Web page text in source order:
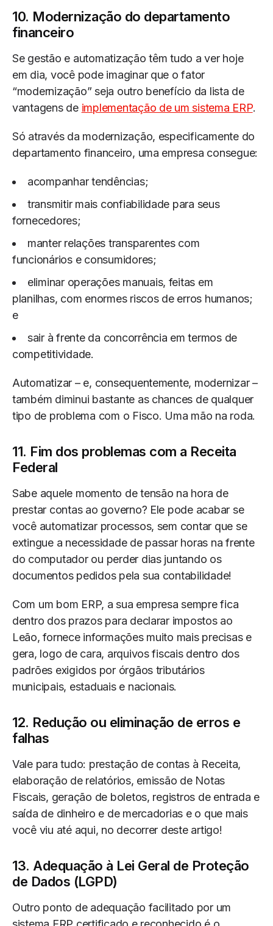
10. Modernização do departamento
financeiro
Se gestão e automatização têm tudo a ver hoje
em dia, você pode imaginar que o fator
“modernização” seja outro benefício da lista de
vantagens de implementação de um sistema ERP.
Só através da modernização, especificamente do
departamento financeiro, uma empresa consegue:
acompanhar tendências;
transmitir mais confiabilidade para seus
fornecedores;
manter relações transparentes com
funcionários e consumidores;
eliminar operações manuais, feitas em
planilhas, com enormes riscos de erros humanos;
e
sair à frente da concorrência em termos de
competitividade.
Automatizar – e, consequentemente, modernizar –
também diminui bastante as chances de qualquer
tipo de problema com o Fisco. Uma mão na roda.
11. Fim dos problemas com a Receita
Federal
Sabe aquele momento de tensão na hora de
prestar contas ao governo? Ele pode acabar se
você automatizar processos, sem contar que se
extingue a necessidade de passar horas na frente
do computador ou perder dias juntando os
documentos pedidos pela sua contabilidade!
Com um bom ERP, a sua empresa sempre fica
dentro dos prazos para declarar impostos ao
Leão, fornece informações muito mais precisas e
gera, logo de cara, arquivos fiscais dentro dos
padrões exigidos por órgãos tributários
municipais, estaduais e nacionais.
12. Redução ou eliminação de erros e
falhas
Vale para tudo: prestação de contas à Receita,
elaboração de relatórios, emissão de Notas
Fiscais, geração de boletos, registros de entrada e
saída de dinheiro e de mercadorias e o que mais
você viu até aqui, no decorrer deste artigo!
13. Adequação à Lei Geral de Proteção
de Dados (LGPD)
Outro ponto de adequação facilitado por um